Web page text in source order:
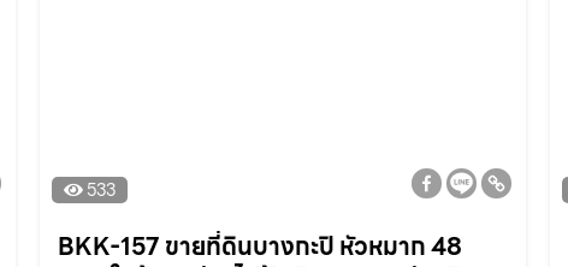
533
BKK-157 ขายที่ดินบางกะปิ หัวหมาก 48